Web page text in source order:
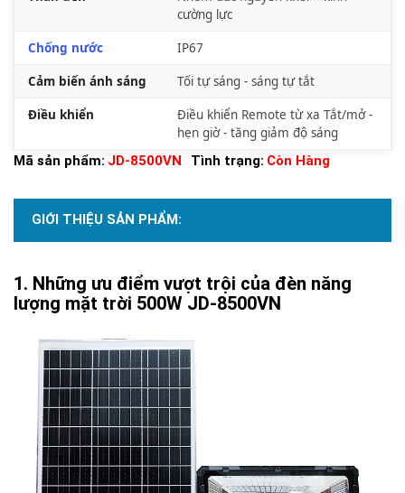
cường lực
Chống nước IP67
Cảm biến ánh sáng Tối tự sáng - sáng tự tắt
Điều khiển Điều khiển Remote từ xa Tắt/mở -
hẹn giờ - tăng giảm độ sáng
Mã sản phẩm: JD-8500VN Tình trạng: Còn Hàng
GIỚI THIỆU SẢN PHẨM:
Những ưu điểm vượt trội của đèn năng
lượng mặt trời 500W JD-8500VN